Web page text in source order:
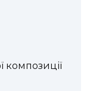
композиції